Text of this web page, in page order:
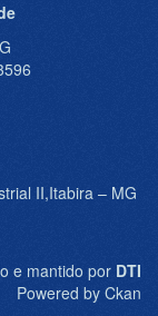
II,Itabira – MG
e mantido por DTI
Powered by Ckan